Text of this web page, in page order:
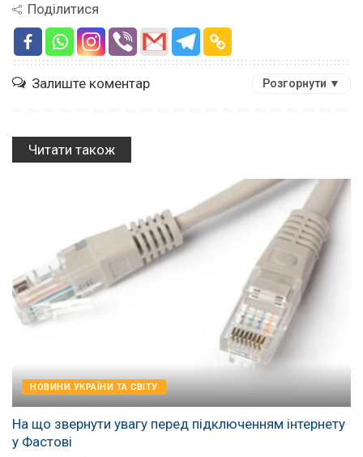
Поділитися
Залиште коментар Розгорнути ▼
Читати також
НОВИНИ УКРАЇНИ ТА СВІТУ
На що звернути увагу перед підключенням інтернету
у Фастові